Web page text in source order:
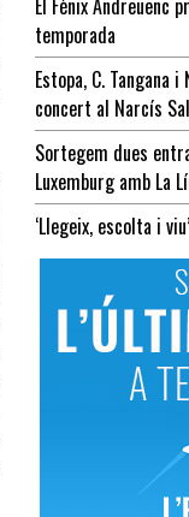
El Fènix Andreuenc
temporada
Estopa, C. Tangana
concert al Narcís
Sortegem dues
Luxemburg amb La
‘Llegeix, escolta i viu’